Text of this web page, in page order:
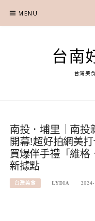
content
MENU
台南
台灣美
南投．埔里｜南投
開幕!超好拍網美
買爆伴手禮「維格
新據點
台灣美食 LYDIA 2024-